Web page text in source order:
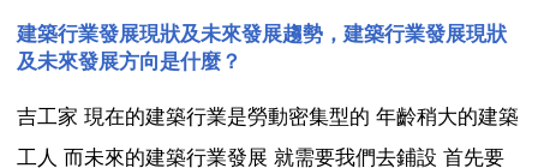
建築行業發展現狀及未來發展趨勢，建築行業發展現狀
及未來發展方向是什麼？
吉工家 現在的建築行業是勞動密集型的 年齡稍大的建築
工人 而未來的建築行業發展 就需要我們去鋪設 首先要